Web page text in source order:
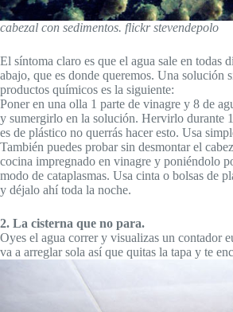
cabezal con sedimentos. flickr stevendepolo
El síntoma claro es que el agua sale en todas
abajo, que es donde queremos. Una solución
productos químicos es la siguiente:
Poner en una olla 1 parte de vinagre y 8 de
y sumergirlo en la solución. Hervirlo durante
es de plástico no querrás hacer esto. Usa
También puedes probar sin desmontar el
cocina impregnado en vinagre y poniéndolo
modo de cataplasmas. Usa cinta o bolsas de
y déjalo ahí toda la noche.
2. La cisterna que no para.
Oyes el agua correr y visualizas un contador
va a arreglar sola así que quitas la tapa y te